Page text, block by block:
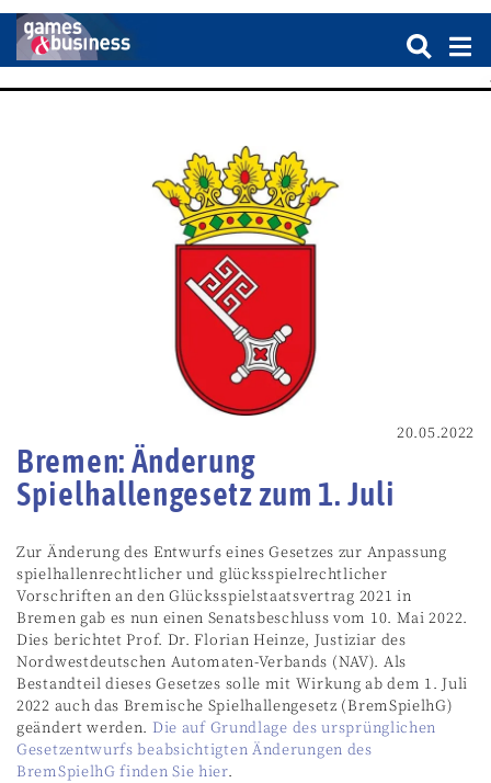
20.05.2022
Bremen: Änderung
Spielhallengesetz zum 1. Juli
Zur Änderung des Entwurfs eines Gesetzes zur Anpassung
spielhallenrechtlicher und glücksspielrechtlicher
Vorschriften an den Glücksspielstaatsvertrag 2021 in
Bremen gab es nun einen Senatsbeschluss vom 10. Mai 2022.
Dies berichtet Prof. Dr. Florian Heinze, Justiziar des
Nordwestdeutschen Automaten-Verbands (NAV). Als
Bestandteil dieses Gesetzes solle mit Wirkung ab dem 1. Juli
2022 auch das Bremische Spielhallengesetz (BremSpielhG)
geändert werden. Die auf Grundlage des ursprünglichen
Gesetzentwurfs beabsichtigten Änderungen des
BremSpielhG finden Sie hier.